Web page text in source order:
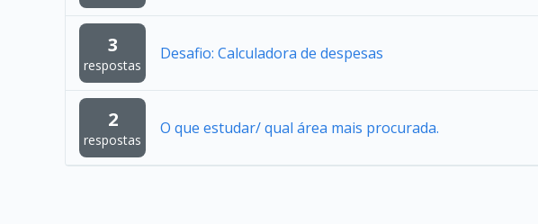
3
respostas
Desafio: Calculadora de despesas
2
respostas
O que estudar/ qual área mais procurada.